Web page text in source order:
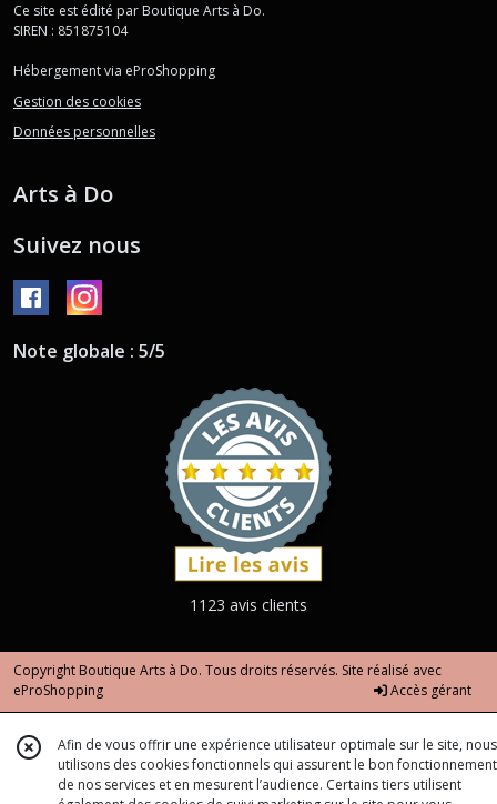
Ce site est édité par Boutique Arts à Do.
SIREN : 851875104
Hébergement via eProShopping
Gestion des cookies
Données personnelles
Arts à Do
Suivez nous
Note globale : 5/5
1123 avis clients
Copyright Boutique Arts à Do. Tous droits réservés. Site réalisé avec
eProShopping
Accès gérant
Afin de vous offrir une expérience utilisateur optimale sur le site, nous
utilisons des cookies fonctionnels qui assurent le bon fonctionnement
de nos services et en mesurent l’audience. Certains tiers utilisent